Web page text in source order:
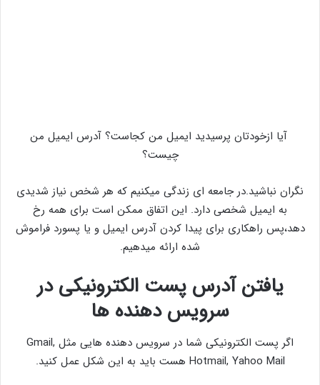
آیا ازخودتان پرسیدید ایمیل من کجاست؟ آدرس ایمیل من
چیست؟
نگران نباشید.در جامعه ای زندگی میکنیم که هر شخص نیاز شدیدی
به ایمیل شخصی دارد. این اتفاق ممکن است برای همه رخ
دهد،پس راهکاری برای پیدا کردن آدرس ایمیل و یا پسورد فراموش
شده ارائه میدهیم.
یافتن آدرس پست الکترونیکی در
سرویس دهنده ها
اگر پست الکترونیکی شما در سرویس دهنده هایی مثل Gmail,
Hotmail, Yahoo Mail هست باید به این شکل عمل کنید.